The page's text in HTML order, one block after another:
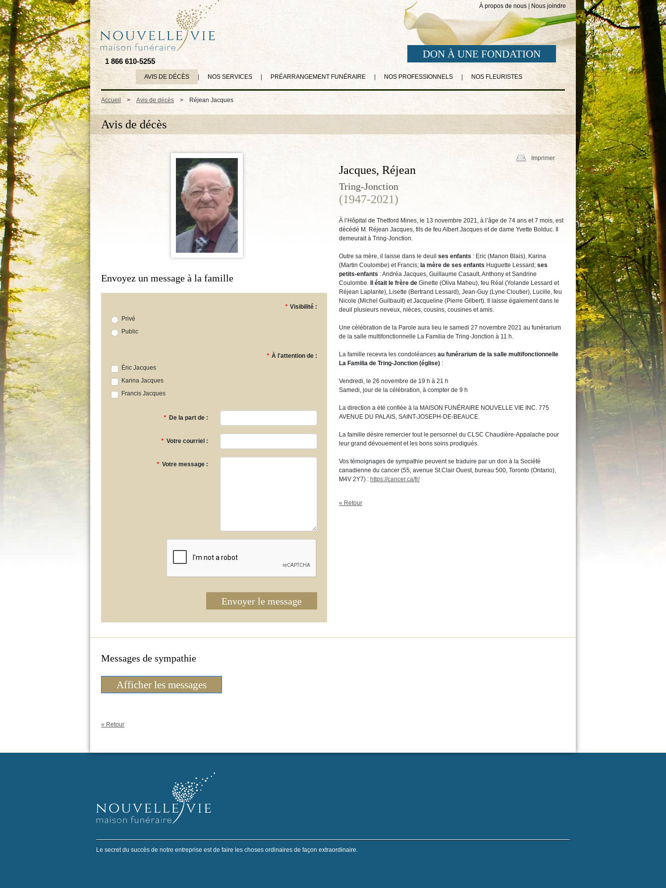
À propos de nous Nous joindre
1 866 610-5255
DON À UNE FONDATION
AVIS DE DÉCÈS NOS SERVICES PRÉARRANGEMENT FUNÉRAIRE NOS PROFESSIONNELS NOS FLEURISTES
Accueil > Avis de décès > Réjean Jacques
Avis de décès
Envoyez un message à la famille
* Visibilité :
Privé
Public
* À l'attention de :
Éric Jacques
Karina Jacques
Francis Jacques
* De la part de :
* Votre courriel :
* Votre message :
Envoyer le message
Imprimer
Jacques, Réjean
Tring-Jonction
(1947-2021)
À l’Hôpital de Thetford Mines, le 13 novembre 2021, à l’âge de 74 ans et 7 mois, est
décédé M. Réjean Jacques, fils de feu Albert Jacques et de dame Yvette Bolduc. Il
demeurait à Tring-Jonction.
Outre sa mère, il laisse dans le deuil ses enfants : Eric (Manon Blais), Karina
(Martin Coulombe) et Francis; la mère de ses enfants Huguette Lessard; ses
petits-enfants : Andréa Jacques, Guillaume Casault, Anthony et Sandrine
Coulombe.
Il était le frère de Ginette (Oliva Maheu), feu Réal (Yolande Lessard et
Réjean Laplante), Lisette (Bertrand Lessard), Jean-Guy (Lyne Cloutier), Lucille, feu
Nicole (Michel Guilbault) et Jacqueline (Pierre Gilbert). Il laisse également dans le
deuil plusieurs neveux, nièces, cousins, cousines et amis.
Une célébration de la Parole aura lieu le samedi 27 novembre 2021 au funérarium
de la salle multifonctionnelle La Familia de Tring-Jonction à 11 h.
La famille recevra les condoléances au funérarium de la salle multifonctionnelle
La Familia de Tring-Jonction (église) :
Vendredi, le 26 novembre de 19 h à 21 h
Samedi, jour de la célébration, à compter de 9 h
La direction a été confiée à la MAISON FUNÉRAIRE NOUVELLE VIE INC. 775
AVENUE DU PALAIS, SAINT-JOSEPH-DE-BEAUCE.
La famille désire remercier tout le personnel du CLSC Chaudière-Appalache pour
leur grand dévouement et les bons soins prodigués.
Vos témoignages de sympathie peuvent se traduire par un don à la Société
canadienne du cancer (55, avenue St.Clair Ouest, bureau 500, Toronto (Ontario),
M4V 2Y7) : https://cancer.ca/fr/
« Retour
Messages de sympathie
Afficher les messages
« Retour
Le secret du succès de notre entreprise est de faire les choses ordinaires de façon extraordinaire.